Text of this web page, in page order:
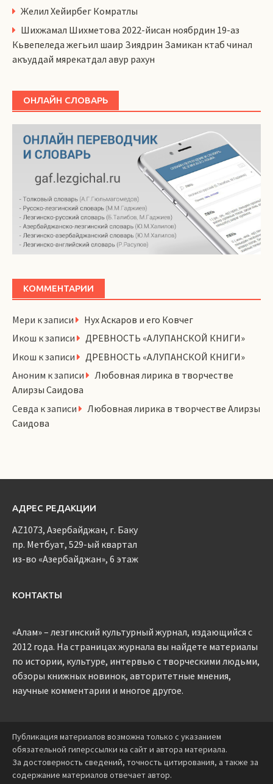
Желил Хейирбег Комратлы
Шихжамал Шихметова 2022-йисан ноябрдин 19-аз
Кьвепеледа жегьил шаир Зиядрин Замикан ктаб чинал
акъуддай мярекатдал авур рахун
ОНЛАЙН СЛОВАРЬ
КОММЕНТАРИИ
Мери к записи
Нух Аскаров и его Ковчег
Икош к записи
ДРЕВНОСТЬ «АЛУПАНСКОЙ КНИГИ»
Икош к записи
ДРЕВНОСТЬ «АЛУПАНСКОЙ КНИГИ»
Аноним к записи
Любовная лирика в творчестве
Алирзы Саидова
Севда к записи
Любовная лирика в творчестве Алирзы
Саидова
АДРЕС РЕДАКЦИИ
AZ1073, Азербайджан, г. Баку
пр. Метбуат, 529-ый квартал
из-во «Азербайджан», 6 этаж
КОНТАКТЫ
«Алам» – лезгинский культурный журнал, издающийся с
2012 года. На страницах журнала вы найдете материалы
по истории, культуре, интервью с творческими людьми,
обзоры книжных новинок, авторитетные мнения,
научные комментарии и многое другое.
Публикация материалов возможна только с указанием
обязательной гиперссылки на сайт и автора материала.
За достоверность сведений, точность цитирования, а также за
содержание материалов отвечает автор.